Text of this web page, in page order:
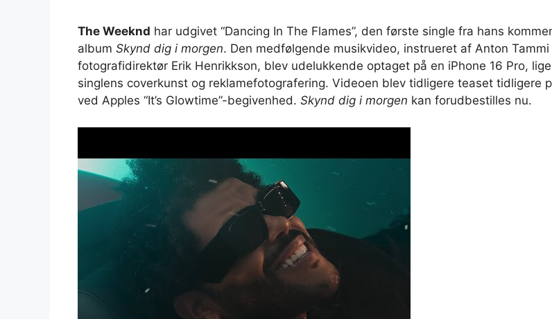
The Weeknd har udgivet “Dancing In The Flames”, den første single fra hans
album Skynd dig i morgen. Den medfølgende musikvideo, instrueret af Anton Tammi
fotografidirektør Erik Henrikkson, blev udelukkende optaget på en iPhone 16 Pro,
singlens coverkunst og reklamefotografering. Videoen blev tidligere teaset tidligere
ved Apples “It’s Glowtime”-begivenhed. Skynd dig i morgen kan forudbestilles nu.